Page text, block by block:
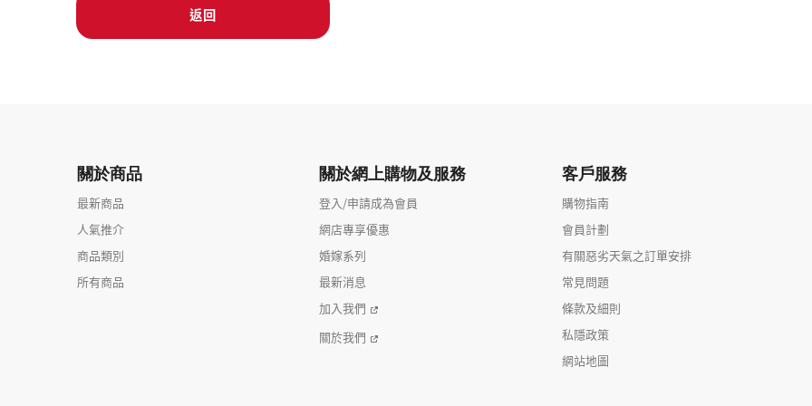
返回
關於商品
最新商品
人氣推介
商品類別
所有商品
關於網上購物及服務
登入/申請成為會員
網店專享優惠
婚嫁系列
最新消息
加入我們
關於我們
客戶服務
購物指南
會員計劃
有關惡劣天氣之訂單安排
常見問題
條款及細則
私隱政策
網站地圖